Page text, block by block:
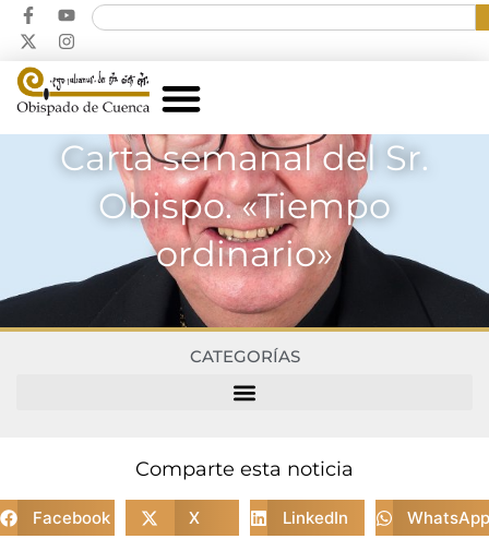
Carta semanal del Sr.
Obispo. «Tiempo
ordinario»
CATEGORÍAS
Comparte esta noticia
Facebook X LinkedIn WhatsApp